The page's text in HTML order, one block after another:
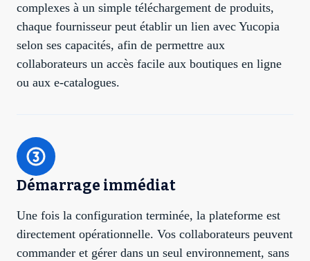
complexes à un simple téléchargement de produits,
chaque fournisseur peut établir un lien avec Yucopia
selon ses capacités, afin de permettre aux
collaborateurs un accès facile aux boutiques en ligne
ou aux e-catalogues.
Démarrage immédiat
Une fois la configuration terminée, la plateforme est
directement opérationnelle. Vos collaborateurs peuvent
commander et gérer dans un seul environnement, sans